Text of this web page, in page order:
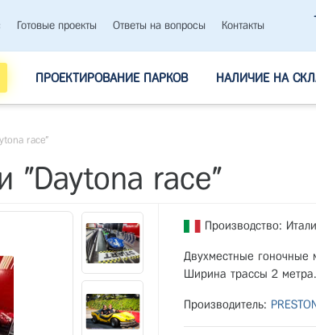
Готовые проекты Ответы на вопросы Контакты
ПРОЕКТИРОВАНИЕ ПАРКОВ НАЛИЧИЕ НА
race"
"Daytona race"
Производство:
Двухместные
Ширина трассы 2
Производитель: